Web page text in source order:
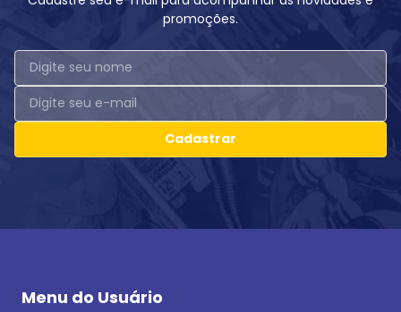
promoções.
Cadastrar
Menu do Usuário